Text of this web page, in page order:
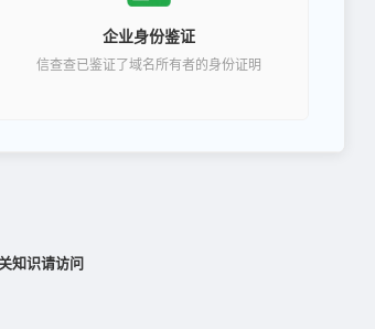
企业身份鉴证
信查查已鉴证了域名所有者的身份证明
知识请访问